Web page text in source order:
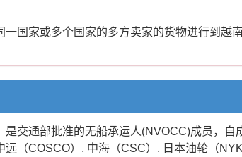
国家或多个国家的多方卖家的货物进行到越
是交通部批准的无船承运人(NVOCC)成员，
远（COSCO）, 中海（CSC）, 日本油轮（